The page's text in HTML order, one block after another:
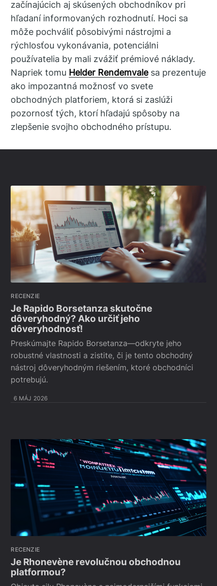
začínajúcich aj skúsených obchodníkov pri
hľadaní informovaných rozhodnutí. Hoci sa
môže pochváliť pôsobivými nástrojmi a
rýchlosťou vykonávania, potenciálni
používatelia by mali zvážiť prémiové náklady.
Napriek tomu Helder Rendemvalesa prezentuje
ako impozantná možnosť vo svete
obchodných platforiem, ktorá si zaslúži
pozornosť tých, ktorí hľadajú spôsoby na
zlepšenie svojho obchodného prístupu.
RECENZIE
Je Rapido Borsetanza skutočne
dôveryhodný? Ako určiť jeho
dôveryhodnosť!
Preskúmajte Rapido Borsetanza—odkryte jeho
robustné vlastnosti a zistite, či je tento obchodný
nástroj dôveryhodným riešením, ktoré obchodníci
potrebujú.
6 MÁJ 2026
RECENZIE
Je Rhonevène revolučnou obchodnou
platformou?